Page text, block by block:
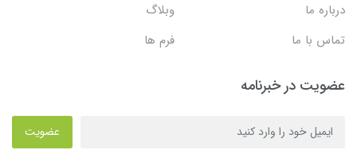
درباره ما
وبلاگ
تماس با ما
فرم ها
عضویت در خبرنامه
عضویت